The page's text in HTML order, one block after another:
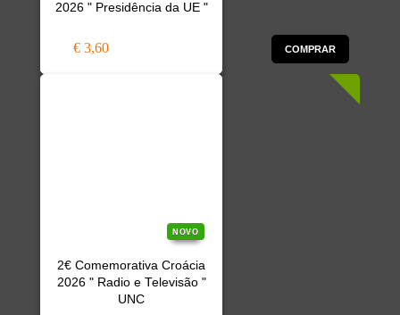
2026 " Presidência da UE "
€ 3,60 COMPRAR
NOVO
2€ Comemorativa Croácia
2026 " Radio e Televisão "
UNC